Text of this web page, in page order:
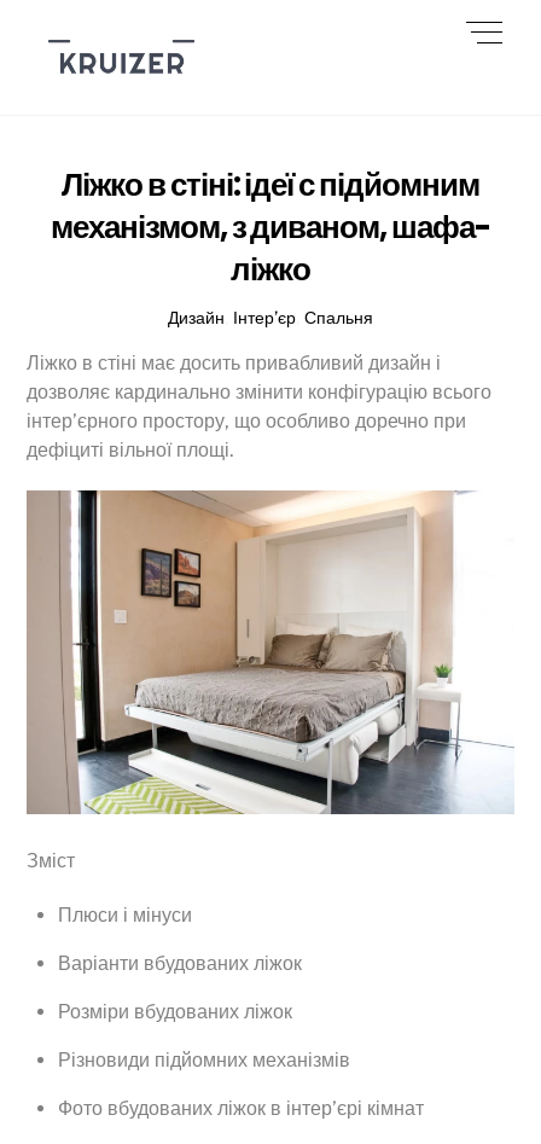
content
Ліжко в стіні: ідеї с підйомним
механізмом, з диваном, шафа-
ліжко
Дизайн Інтер’єр Спальня
Ліжко в стіні має досить привабливий дизайн і
дозволяє кардинально змінити конфігурацію всього
інтер’єрного простору, що особливо доречно при
дефіциті вільної площі.
Зміст
Плюси і мінуси
Варіанти вбудованих ліжок
Розміри вбудованих ліжок
Різновиди підйомних механізмів
Фото вбудованих ліжок в інтер’єрі кімнат